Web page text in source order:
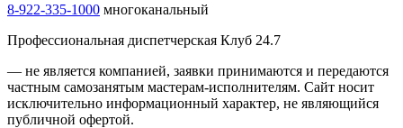
8-922-335-2000 многоканальный
Профессиональная диспетчерская Клуб 24.7
— не является компанией, заявки принимаются и передаются
частным самозанятым мастерам‑исполнителям. Сайт носит
исключительно информационный характер, не являющийся
публичной офертой.